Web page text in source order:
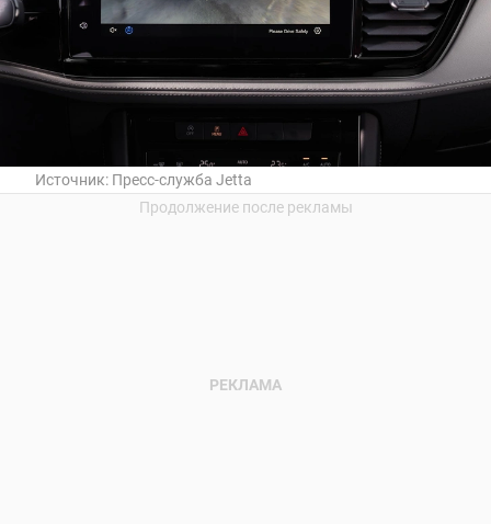
Источник: Пресс-служба Jetta